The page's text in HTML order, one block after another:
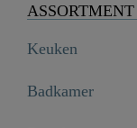
ASSORTMENT
Keuken
Badkamer